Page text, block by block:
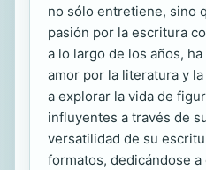
no sólo entretiene, sino
pasión por la escritura
a lo largo de los años,
amor por la literatura y
a explorar la vida de
influyentes a través de
versatilidad de su
formatos, dedicándose